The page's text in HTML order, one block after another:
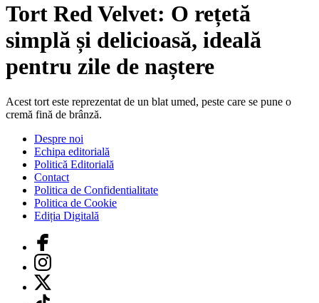
Tort Red Velvet: O rețetă
simplă și delicioasă, ideală
pentru zile de naștere
Acest tort este reprezentat de un blat umed, peste care se pune o
cremă fină de brânză.
Despre noi
Echipa editorială
Politică Editorială
Contact
Politica de Confidentialitate
Politica de Cookie
Ediția Digitală